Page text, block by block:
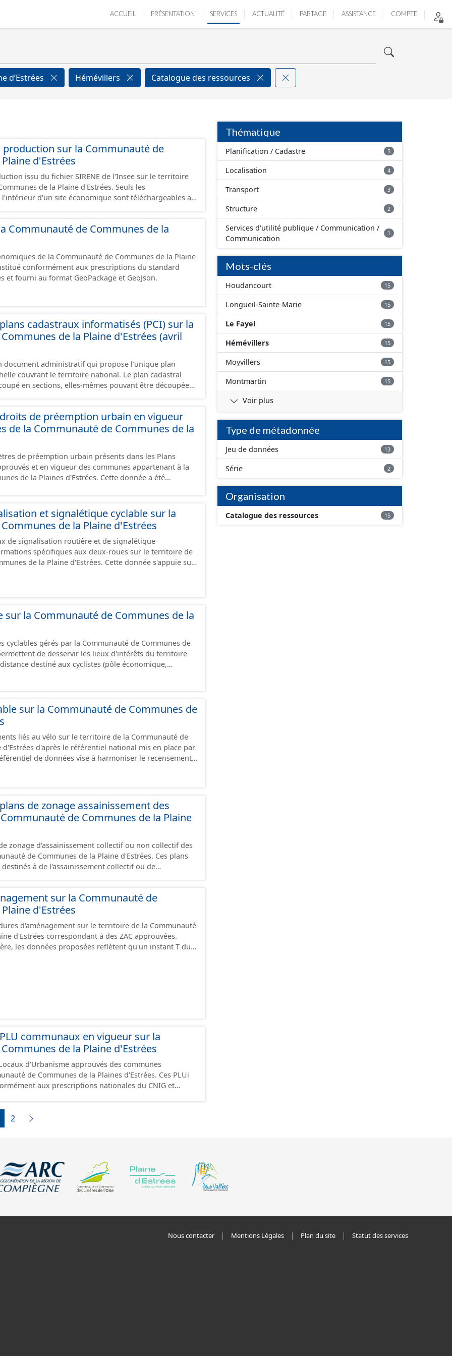
ACCUEIL PRÉSENTATION SERVICES ACTUALITÉ PARTAGE ASSISTANCE COMPTE
d’Estrées Hémévillers Catalogue des ressources
production sur la Communauté de
d'Estrées
issu du fichier SIRENE de l'Insee sur le territoire
de la Plaine d'Estrées. Seuls les
l'intérieur d'un site économique sont téléchargeables au
à ce jour. Il est filtré au-delà des prescriptions
Communauté de Communes de la
de la Communauté de Communes de la Plaine
conformément aux prescriptions du standard
et fourni au format GeoPackage et GeoJson.
cadastraux informatisés (PCI) sur la
de la Plaine d'Estrées (avril
document administratif qui propose l’unique plan
couvrant le territoire national. Le plan cadastral
en sections, elles-mêmes pouvant être découpées
appartenant à un même propriétaire. Le plan cadastral
majoritairement de numérisation du plan cadastral
dans le cadre de conventions avec les collectivités
dans le système légal (RGF93). Cette ressource
données des feuilles de plan à la commune, elles
de la Communauté de Communes de la Plaine
de préemption urbain en vigueur
de la Communauté de Communes de la
de préemption urbain présents dans les Plans
et en vigueur des communes appartenant à la
Plaines d'Estrées. Cette donnée a été
foi et sont opposables d'un point de vue juridique.
et signalétique cyclable sur la
de la Plaine d'Estrées
de signalisation routière et de signalétique
spécifiques aux deux-roues sur le territoire de
de la Plaine d'Estrées. Cette donnée s'appuie sur
sur la Communauté de Communes de la
cyclables gérés par la Communauté de Communes de
destiné aux cyclistes (pôle économique,
sur chaussée. Les itinéraires ne sont
une succession d’aménagements de natures
emprunter des tronçons de voies non aménagés
les
service", "en travaux" ou "provisoire".
sur la Communauté de Communes de
liés au vélo sur le territoire de la Communauté de
d'Estrées d'après le référentiel national mis en place par
de données vise à harmoniser le recensement
les données visibles pour les utilisateurs de "Ma
est uniquement celles des équipements
le fichier à télécharger depuis cette fiche
y compris les stationnements pour répondre
ou "provisoire".
de zonage assainissement des
de Communes de la Plaine
zonage d'assainissement collectif ou non collectif des
de Communes de la Plaine d'Estrées. Ces plans
à de l'assainissement collectif ou de
sur la Communauté de
d'Estrées
d'aménagement sur le territoire de la Communauté
d'Estrées correspondant à des ZAC approuvées.
les données proposées reflètent qu'un instant T du
communaux en vigueur sur la
de la Plaine d'Estrées
d'Urbanisme approuvés des communes
de Communes de la Plaines d'Estrées. Ces PLUi
aux prescriptions nationales du CNIG et
papier font foi et sont opposables d'un point
2
Thématique
Planification / Cadastre 5
Localisation 4
Transport 3
Structure 2
Services d'utilité publique / Communication /
Communication
1
Mots-clés
Houdancourt 15
Longueil-Sainte-Marie 15
Le Fayel 15
Hémévillers 15
Moyvillers 15
Montmartin 15
Voir plus
Type de métadonnée
Jeu de données 13
Série 2
Organisation
Catalogue des ressources 15
Nous contacter Mentions Légales Plan du site Statut des services